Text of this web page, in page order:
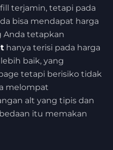
terjamin, tetapi pada
bisa mendapat harga
Anda tetapkan
hanya terisi pada harga
baik, yang
tetapi berisiko tidak
melompat
alt yang tipis dan
itu memakan